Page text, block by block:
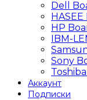
Dell
HP
IBM-
Sony
Аккаунт
Подписки